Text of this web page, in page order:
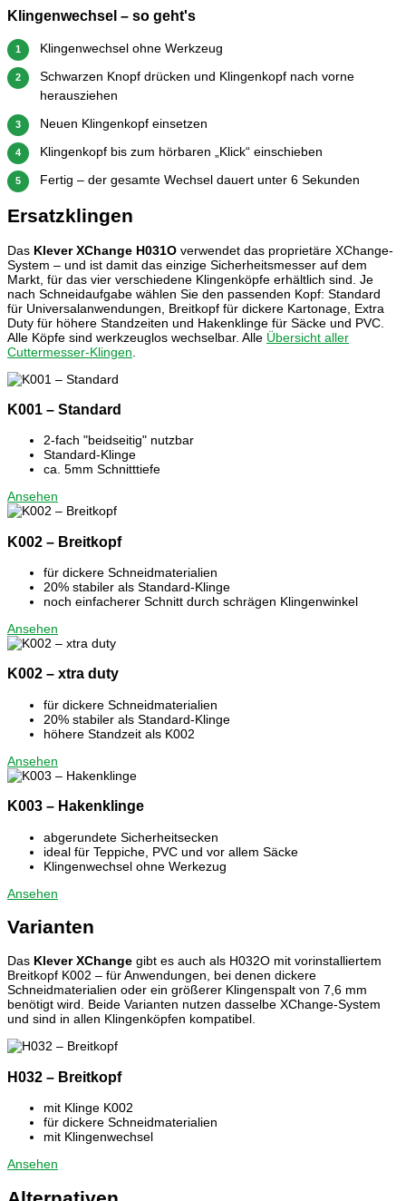
Klingenwechsel – so geht's
1 Klingenwechsel ohne Werkzeug
2
Schwarzen Knopf drücken und Klingenkopf nach vorne
herausziehen
3 Neuen Klingenkopf einsetzen
4 Klingenkopf bis zum hörbaren „Klick“ einschieben
5 Fertig – der gesamte Wechsel dauert unter 6 Sekunden
Ersatzklingen
Das Klever XChange H031O verwendet das proprietäre XChange-
System – und ist damit das einzige Sicherheitsmesser auf dem
Markt, für das vier verschiedene Klingenköpfe erhältlich sind. Je
nach Schneidaufgabe wählen Sie den passenden Kopf: Standard
für Universalanwendungen, Breitkopf für dickere Kartonage, Extra
Duty für höhere Standzeiten und Hakenklinge für Säcke und PVC.
Alle Köpfe sind werkzeuglos wechselbar. Alle Übersicht aller
Cuttermesser-Klingen
K001 – Standard
2-fach "beidseitig" nutzbar
Standard-Klinge
ca. 5mm Schnitttiefe
Ansehen
K002 – Breitkopf
für dickere Schneidmaterialien
20% stabiler als Standard-Klinge
noch einfacherer Schnitt durch schrägen Klingenwinkel
Ansehen
K002 – xtra duty
für dickere Schneidmaterialien
20% stabiler als Standard-Klinge
höhere Standzeit als K002
Ansehen
K003 – Hakenklinge
abgerundete Sicherheitsecken
ideal für Teppiche, PVC und vor allem Säcke
Klingenwechsel ohne Werkezug
Ansehen
Varianten
Das Klever XChange gibt es auch als H032O mit vorinstalliertem
Breitkopf K002 – für Anwendungen, bei denen dickere
Schneidmaterialien oder ein größerer Klingenspalt von 7,6 mm
benötigt wird. Beide Varianten nutzen dasselbe XChange-System
und sind in allen Klingenköpfen kompatibel.
H032 – Breitkopf
mit Klinge K002
für dickere Schneidmaterialien
mit Klingenwechsel
Ansehen